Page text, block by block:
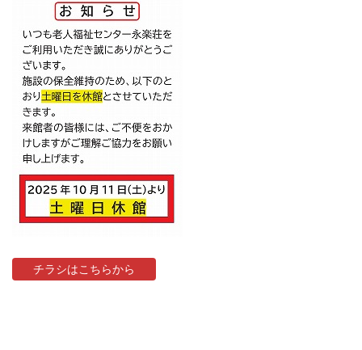
チラシはこちらから